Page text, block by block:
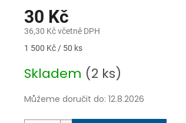
30 Kč
36,30 Kč včetně DPH
Měrná
1 500 Kč / 50 ks
Skladem (2 ks)
Můžeme doručit do: 12.8.2026